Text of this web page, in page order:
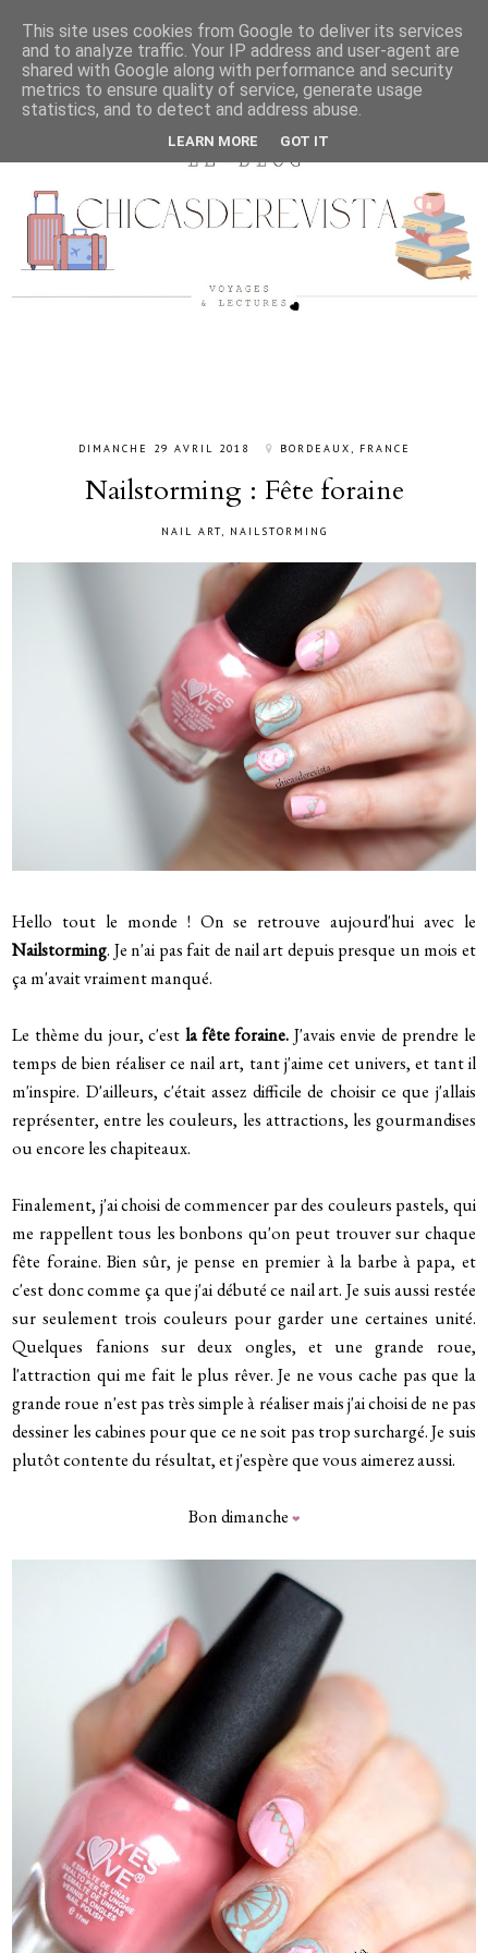
DIMANCHE 29 AVRIL 2018 BORDEAUX, FRANCE
Nailstorming : Fête foraine
NAIL ART, NAILSTORMING
Hello tout le monde ! On se retrouve aujourd'hui avec le
Nailstorming. Je n'ai pas fait de nail art depuis presque un mois et
ça m'avait vraiment manqué.
Le thème du jour, c'est la fête foraine. J'avais envie de prendre le
temps de bien réaliser ce nail art, tant j'aime cet univers, et tant il
m'inspire. D'ailleurs, c'était assez difficile de choisir ce que j'allais
représenter, entre les couleurs, les attractions, les gourmandises
ou encore les chapiteaux.
Finalement, j'ai choisi de commencer par des couleurs pastels, qui
me rappellent tous les bonbons qu'on peut trouver sur chaque
fête foraine. Bien sûr, je pense en premier à la barbe à papa, et
c'est donc comme ça que j'ai débuté ce nail art. Je suis aussi restée
sur seulement trois couleurs pour garder une certaines unité.
Quelques fanions sur deux ongles, et une grande roue,
l'attraction qui me fait le plus rêver. Je ne vous cache pas que la
grande roue n'est pas très simple à réaliser mais j'ai choisi de ne pas
dessiner les cabines pour que ce ne soit pas trop surchargé. Je suis
plutôt contente du résultat, et j'espère que vous aimerez aussi.
Bon dimanche ❤
This site uses cookies from Google to deliver its services
and to analyze traffic. Your IP address and user-agent are
shared with Google along with performance and security
metrics to ensure quality of service, generate usage
statistics, and to detect and address abuse.
LEARN MORE GOT IT